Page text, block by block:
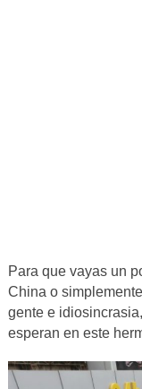
Para que vayas un
China o
gente e
esperan en este